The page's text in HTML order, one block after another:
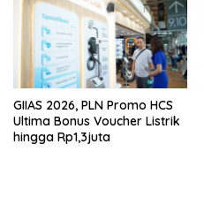
GIIAS 2026, PLN Promo HCS
Ultima Bonus Voucher Listrik
hingga Rp1,3juta